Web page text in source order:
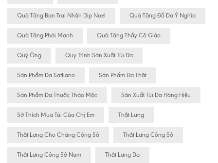
Quà Tặng Bạn Trai Nhân Dịp Noel Quà Tặng Đồ Da Ý Nghĩa
Quà Tặng Phái Mạnh Quà Tặng Thầy Cô Giáo
Quý Ông Quy Trình Sản Xuất Túi Da
Sản Phẩm Da Saffiano Sản Phẩm Da Thật
Sản Phẩm Da Thuộc Thảo Mộc Sản Xuất Túi Da Hàng Hiệu
Sở Thích Mua Túi Của Chị Em Thắt Lưng
Thắt Lưng Cho Chàng Công Sở Thắt Lưng Công Sở
Thắt Lưng Công Sở Nam Thắt Lưng Da